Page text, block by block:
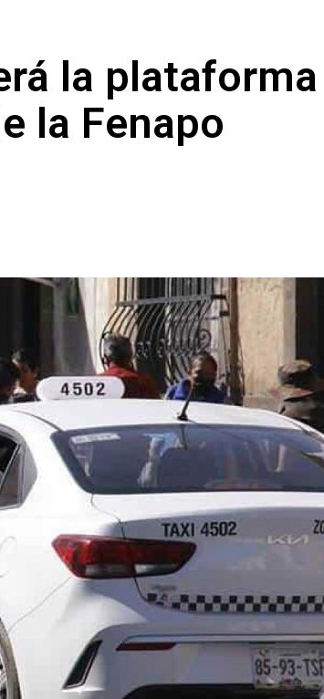
la plataforma
la Fenapo